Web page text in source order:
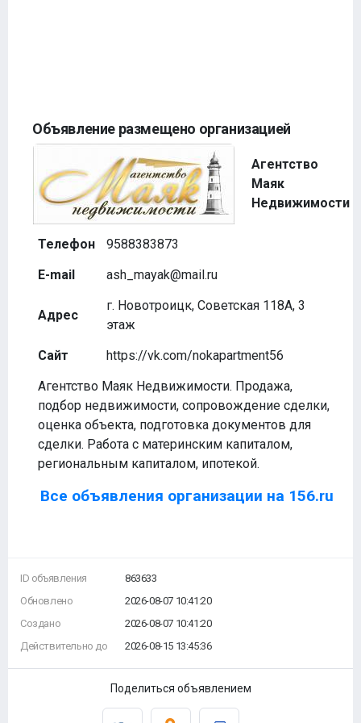
Объявление размещено организацией
Агентство
Маяк
Недвижимости
Телефон
9588383873
E-mail
ash_mayak@mail.ru
Адрес
г. Новотроицк, Советская 118А, 3
этаж
Сайт
https://vk.com/nokapartment56
Агентство Маяк Недвижимости. Продажа,
подбор недвижимости, сопровождение сделки,
оценка объекта, подготовка документов для
сделки. Работа с материнским капиталом,
региональным капиталом, ипотекой.
Все объявления организации на 156.ru
ID объявления
Обновлено
Создано
Действительно до
863633
2026-08-07 10:41:20
2026-08-07 10:41:20
2026-08-15 13:45:36
Поделиться объявлением